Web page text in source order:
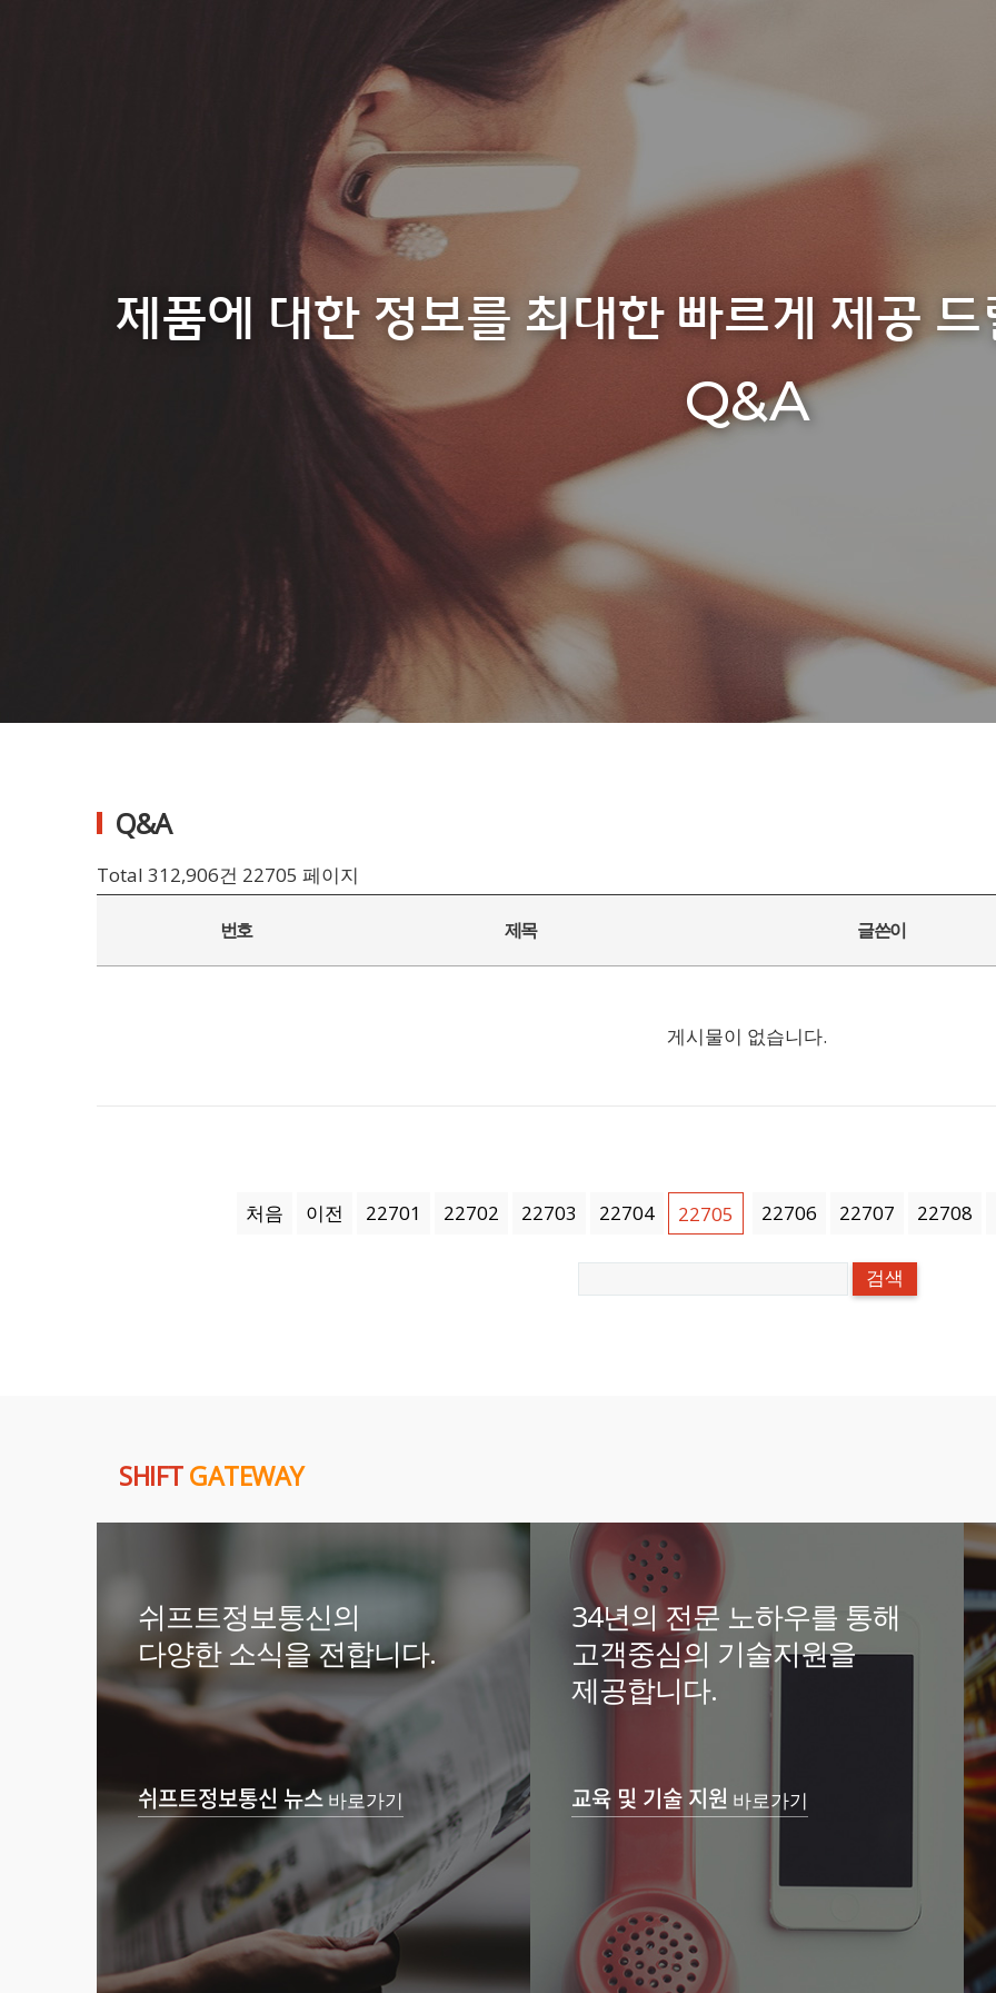
제품에 대한 정보를 최대한 빠르게 제공
Q&A
Q&A
Total 312,906건 22705 페이지
번호 제목 글쓴이
게시물이 없습니다.
처음 이전 22701 22702 22703 22704 22705 22706 22707 22708
SHIFTGATEWAY
쉬프트정보통신의
다양한 소식을 전합니다.
쉬프트정보통신 뉴스 바로가기
34년의 전문 노하우를 통해
고객중심의 기술지원을
제공합니다.
교육 및 기술 지원 바로가기